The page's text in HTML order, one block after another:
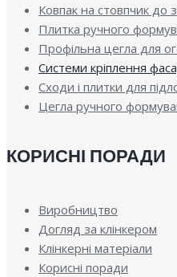
Ковпак на стовпчик до
Плитка ручного
Профільна цегла для
Системи кріплення
Сходи і плитки для
Цегла ручного
КОРИСНІ ПОРАДИ
Виробництво
Догляд за клінкером
Клінкерні матеріали
Корисні поради